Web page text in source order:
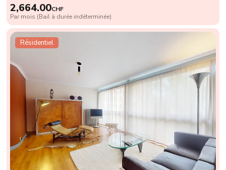
2,664.00CHF
Par mois (Bail à durée indéterminée)
Résidentiel